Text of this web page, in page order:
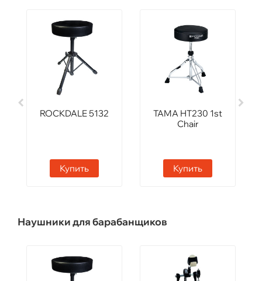
ROCKDALE 5132
Купить
TAMA HT230 1st
Chair
Купить
Наушники для барабанщиков